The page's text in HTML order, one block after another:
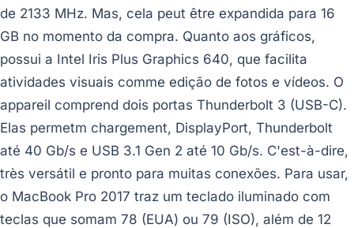
de 2133 MHz. Mas, cela peut être expandida para 16
GB no momento da compra. Quanto aos gráficos,
possui a Intel Iris Plus Graphics 640, que facilita
atividades visuais comme edição de fotos e vídeos. O
appareil comprend dois portas Thunderbolt 3 (USB-C).
Elas permetm chargement, DisplayPort, Thunderbolt
até 40 Gb/s e USB 3.1 Gen 2 até 10 Gb/s. C'est-à-dire,
très versátil e pronto para muitas conexões. Para usar,
o MacBook Pro 2017 traz um teclado iluminado com
teclas que somam 78 (EUA) ou 79 (ISO), além de 12